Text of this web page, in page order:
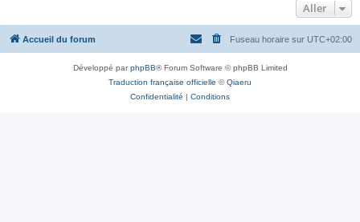
Aller
Accueil du forum Fuseau horaire sur UTC+02:00
Développé parphpBB® Forum Software © phpBB Limited
Traduction française officielle ©Qiaeru
Confidentialité
Conditions